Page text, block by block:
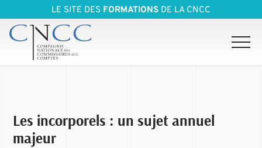
LE SITE DES FORMATIONS DE LA CNCC
Les incorporels : un sujet annuel
majeur